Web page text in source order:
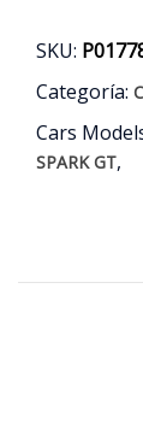
SKU:
Categoría:
Cars
SPARK GT,